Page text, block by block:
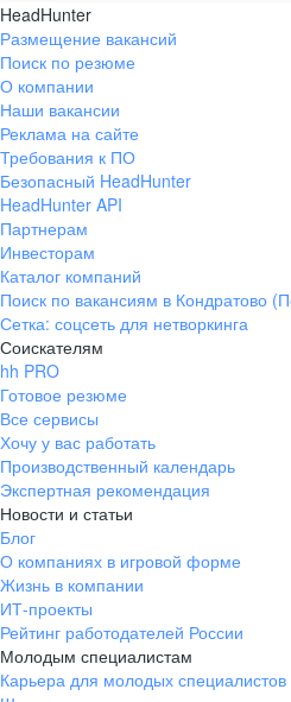
HeadHunter
Размещение вакансий
Поиск по резюме
О компании
Наши вакансии
Реклама на сайте
Требования к ПО
Безопасный HeadHunter
HeadHunter API
Партнерам
Инвесторам
Каталог компаний
Поиск по вакансиям в Кондратово
Сетка: соцсеть для нетворкинга
Соискателям
hh PRO
Готовое резюме
Все сервисы
Хочу у вас работать
Производственный календарь
Экспертная рекомендация
Новости и статьи
Блог
О компаниях в игровой форме
Жизнь в компании
ИТ-проекты
Рейтинг работодателей России
Молодым специалистам
Карьера для молодых специалистов